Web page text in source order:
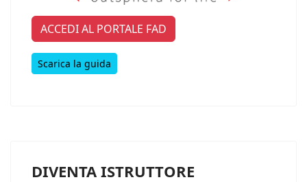
ACCEDI AL PORTALE FAD
Scarica la guida
DIVENTA ISTRUTTORE